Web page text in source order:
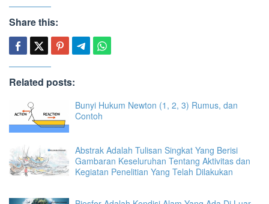
Share this:
Related posts:
Bunyi Hukum Newton (1, 2, 3) Rumus, dan
Contoh
Abstrak Adalah Tulisan Singkat Yang Berisi
Gambaran Keseluruhan Tentang Aktivitas dan
Kegiatan Penelitian Yang Telah Dilakukan